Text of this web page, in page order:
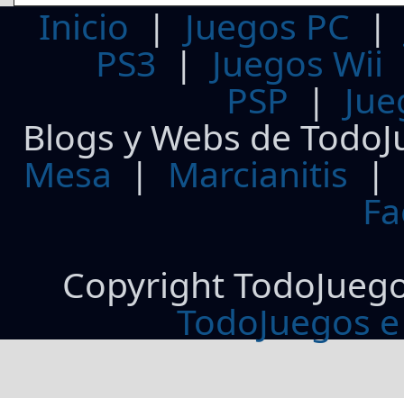
Inicio | Juegos PC
PS3| Juegos Wii
PSP |
Blogs y Webs de
Mesa | Marcianitis |
Copyright
TodoJuegos